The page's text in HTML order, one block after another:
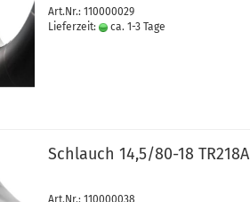
Art.Nr.: 110000029
Lieferzeit:
ca. 1-3 Tage
Schlauch 14,5/80-18 TR218A
Art.Nr.: 110000038